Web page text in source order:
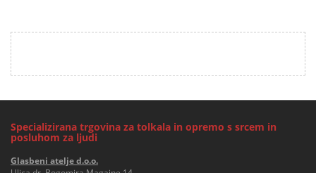
Specializirana trgovina za tolkala in opremo s srcem in
posluhom za ljudi
Glasbeni atelje d.o.o.